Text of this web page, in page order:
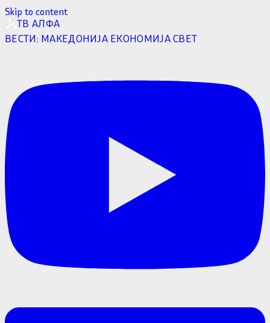
Skip to content
ТВ АЛФА
ВЕСТИ: МАКЕДОНИЈА ЕКОНОМИЈАСВЕТ